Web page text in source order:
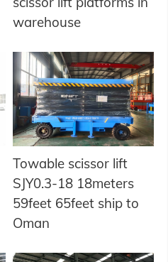
warehouse
Towable scissor lift
SJY0.3-18 18meters
59feet 65feet ship to
Oman